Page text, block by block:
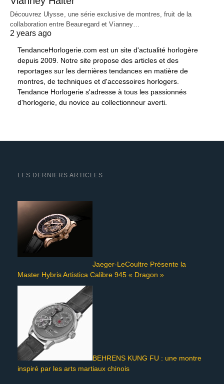
Découvrez Ulysse, une série exclusive de montres, fruit de la
collaboration entre Beauregard et Vianney…
2 years ago
TendanceHorlogerie.com est un site d'actualité horlogère
depuis 2009. Notre site propose des articles et des
reportages sur les dernières tendances en matière de
montres, de techniques et d'accessoires horlogers.
Tendance Horlogerie s'adresse à tous les passionnés
d'horlogerie, du novice au collectionneur averti.
LES DERNIERS ARTICLES
Jaeger-LeCoultre Présente la
Master Hybris Artistica Calibre 945 « Dragon »
BEHRENS KUNG FU : une montre
inspiré par les arts martiaux chinois